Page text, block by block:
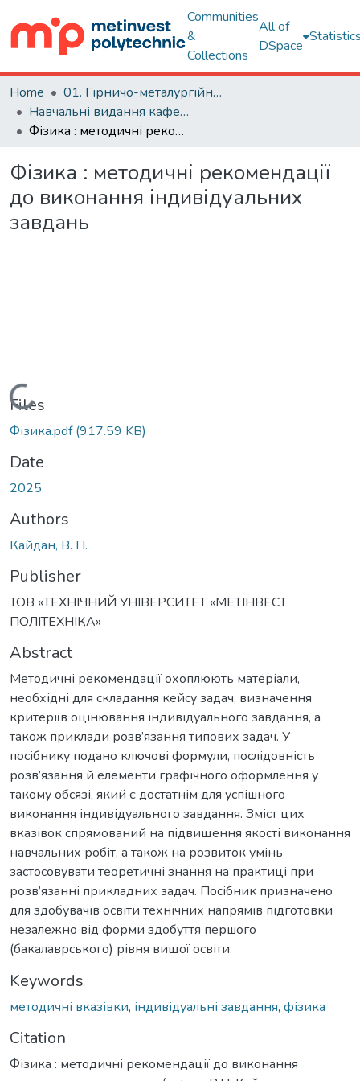
Communities
&
Collections
All of
DSpace
Home
01. Гірничо-металургійний факультет
Навчальні видання кафедри МАТМЕХ
Фізика : методичні рекомендації до виконання індивідуальних завдань
Фізика : методичні рекомендації
до виконання індивідуальних
завдань
Loading...
Files
Фізика.pdf(917.59 KB)
Date
2025
Authors
Кайдан, В. П.
Publisher
ТОВ «ТЕХНІЧНИЙ УНІВЕРСИТЕТ «МЕТІНВЕСТ
ПОЛІТЕХНІКА»
Abstract
Методичні рекомендації охоплюють матеріали,
необхідні для складання кейсу задач, визначення
критеріїв оцінювання індивідуального завдання, а
також приклади розв’язання типових задач. У
посібнику подано ключові формули, послідовність
розв’язання й елементи графічного оформлення у
такому обсязі, який є достатнім для успішного
виконання індивідуального завдання. Зміст цих
вказівок спрямований на підвищення якості виконання
навчальних робіт, а також на розвиток умінь
застосовувати теоретичні знання на практиці при
розв’язанні прикладних задач. Посібник призначено
для здобувачів освіти технічних напрямів підготовки
незалежно від форми здобуття першого
(бакалаврського) рівня вищої освіти.
Keywords
методичні вказівки, індивідуальні завдання, фізика
Citation
Фізика : методичні рекомендації до виконання